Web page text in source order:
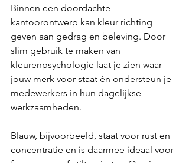
Binnen een doordachte
kantoorontwerp kan kleur richting
geven aan gedrag en beleving. Door
slim gebruik te maken van
kleurenpsychologie laat je zien waar
jouw merk voor staat én ondersteun je
medewerkers in hun dagelijkse
werkzaamheden.
Blauw, bijvoorbeeld, staat voor rust en
concentratie en is daarmee ideaal voor